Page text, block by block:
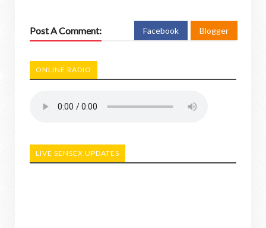
Post A Comment: Facebook Blogger
ONLINE RADIO
LIVE SENSEX UPDATES